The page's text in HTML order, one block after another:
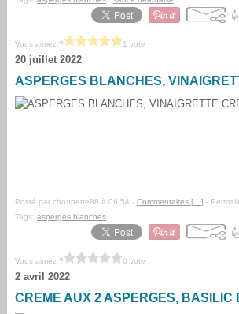
Vous aimez ? 1 vote
20 juillet 2022
ASPERGES BLANCHES,
Posté par choupette88 à 06:54 - Commentaires [ ] -
Tags: asperges blanches
Vous aimez ? 0 vote
2 avril 2022
CREME AUX 2 ASPERGES,